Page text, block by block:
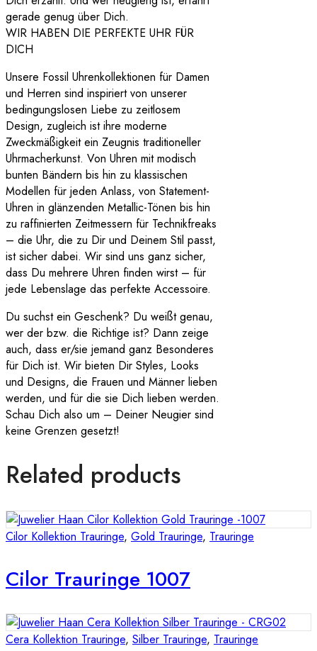
gerade genug über Dich.
WIR HABEN DIE PERFEKTE UHR FÜR
DICH
Unsere Fossil Uhrenkollektionen für Damen
und Herren sind inspiriert von unserer
bedingungslosen Liebe zu zeitlosem
Design, zugleich ist ihre moderne
Zweckmäßigkeit ein Zeugnis traditioneller
Uhrmacherkunst. Von Uhren mit modisch
bunten Bändern bis hin zu klassischen
Modellen für jeden Anlass, von Statement-
Uhren in glänzenden Metallic-Tönen bis hin
zu raffinierten Zeitmessern für Technikfreaks
– die Uhr, die zu Dir und Deinem Stil passt,
ist sicher dabei. Wir sind uns ganz sicher,
dass Du mehrere Uhren finden wirst – für
jede Lebenslage das perfekte Accessoire.
Du suchst ein Geschenk? Du weißt genau,
wer der bzw. die Richtige ist? Dann zeige
auch, dass er/sie jemand ganz Besonderes
für Dich ist. Wir bieten Dir Styles, Looks
und Designs, die Frauen und Männer lieben
werden, und für die sie Dich lieben werden.
Schau Dich also um – Deiner Neugier sind
keine Grenzen gesetzt!
Related products
Cilor Kollektion Trauringe, Gold Trauringe, Trauringe
Cilor Trauringe 1007
Cera Kollektion Trauringe, Silber Trauringe, Trauringe